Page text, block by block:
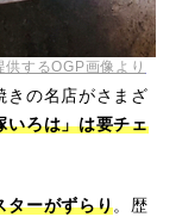
するOGP画像より
きの名店がさまざ
いろは」は要チェ
ターがずらり。歴